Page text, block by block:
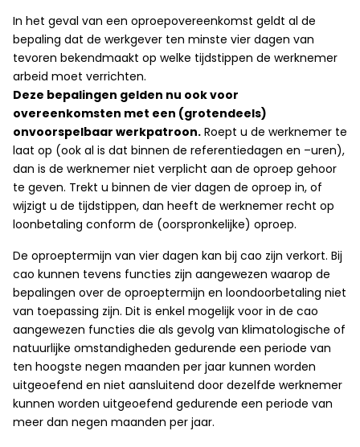
In het geval van een oproepovereenkomst geldt al de
bepaling dat de werkgever ten minste vier dagen van
tevoren bekendmaakt op welke tijdstippen de werknemer
arbeid moet verrichten.
Deze bepalingen gelden nu ook voor
overeenkomsten met een (grotendeels)
onvoorspelbaar werkpatroon. Roept u de werknemer te
laat op (ook al is dat binnen de referentiedagen en –uren),
dan is de werknemer niet verplicht aan de oproep gehoor
te geven. Trekt u binnen de vier dagen de oproep in, of
wijzigt u de tijdstippen, dan heeft de werknemer recht op
loonbetaling conform de (oorspronkelijke) oproep.
De oproeptermijn van vier dagen kan bij cao zijn verkort. Bij
cao kunnen tevens functies zijn aangewezen waarop de
bepalingen over de oproeptermijn en loondoorbetaling niet
van toepassing zijn. Dit is enkel mogelijk voor in de cao
aangewezen functies die als gevolg van klimatologische of
natuurlijke omstandigheden gedurende een periode van
ten hoogste negen maanden per jaar kunnen worden
uitgeoefend en niet aansluitend door dezelfde werknemer
kunnen worden uitgeoefend gedurende een periode van
meer dan negen maanden per jaar.